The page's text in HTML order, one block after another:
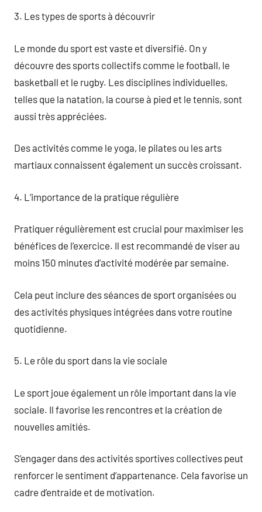
3. Les types de sports à découvrir
Le monde du sport est vaste et diversifié. On y
découvre des sports collectifs comme le football, le
basketball et le rugby. Les disciplines individuelles,
telles que la natation, la course à pied et le tennis, sont
aussi très appréciées.
Des activités comme le yoga, le pilates ou les arts
martiaux connaissent également un succès croissant.
4. L’importance de la pratique régulière
Pratiquer régulièrement est crucial pour maximiser les
bénéfices de l’exercice. Il est recommandé de viser au
moins 150 minutes d’activité modérée par semaine.
Cela peut inclure des séances de sport organisées ou
des activités physiques intégrées dans votre routine
quotidienne.
5. Le rôle du sport dans la vie sociale
Le sport joue également un rôle important dans la vie
sociale. Il favorise les rencontres et la création de
nouvelles amitiés.
S’engager dans des activités sportives collectives peut
renforcer le sentiment d’appartenance. Cela favorise un
cadre d’entraide et de motivation.